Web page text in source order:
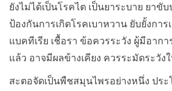
ยังไม่ได้เป็นโรคไต เป็นยาระบาย ยาขั
ป้องกันการเกิดโรคเบาหวาน ยับยั้งการ
แบคทีเรีย เชื้อรา ข้อควรระวัง ผู้มีอาก
แล้ว อาจมีผลข้างเคียง ควรระมัดระวัง
สะตอจัดเป็นพืชสมุนไพรอย่างหนึ่ง ปร